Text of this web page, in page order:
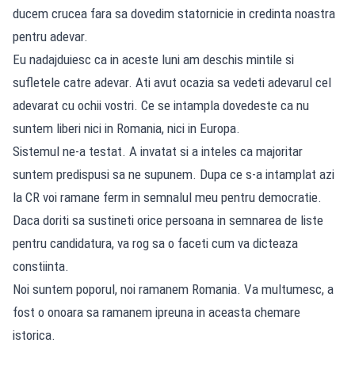
ducem crucea fara sa dovedim statornicie in credinta noastra
pentru adevar.
Eu nadajduiesc ca in aceste luni am deschis mintile si
sufletele catre adevar. Ati avut ocazia sa vedeti adevarul cel
adevarat cu ochii vostri. Ce se intampla dovedeste ca nu
suntem liberi nici in Romania, nici in Europa.
Sistemul ne-a testat. A invatat si a inteles ca majoritar
suntem predispusi sa ne supunem. Dupa ce s-a intamplat azi
la CR voi ramane ferm in semnalul meu pentru democratie.
Daca doriti sa sustineti orice persoana in semnarea de liste
pentru candidatura, va rog sa o faceti cum va dicteaza
constiinta.
Noi suntem poporul, noi ramanem Romania. Va multumesc, a
fost o onoara sa ramanem ipreuna in aceasta chemare
istorica.